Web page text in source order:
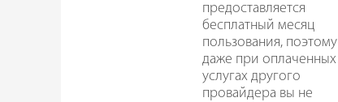
предоставляется
бесплатный месяц
пользования, поэтому
даже при оплаченных
услугах другого
провайдера вы не